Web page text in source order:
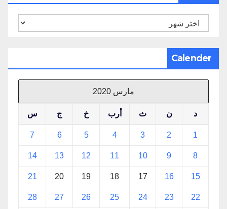
الأرشيف
Calender
مارس 2020
د ن ث أرب خ ج س
1
2
3
4
5
6
7
8
9
10
11
12
13
14
15
16
17
18
19
20
21
22
23
24
25
26
27
28